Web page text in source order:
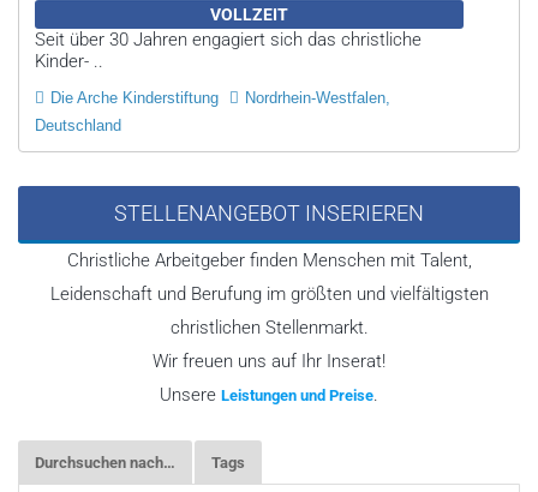
VOLLZEIT
Seit über 30 Jahren engagiert sich das christliche
Kinder- ..
Die Arche Kinderstiftung
Nordrhein-Westfalen,
Deutschland
STELLENANGEBOT INSERIEREN
Christliche Arbeitgeber finden Menschen mit Talent,
Leidenschaft und Berufung im größten und vielfältigsten
christlichen Stellenmarkt.
Wir freuen uns auf Ihr Inserat!
Unsere Leistungen und Preise.
Durchsuchen nach… Tags